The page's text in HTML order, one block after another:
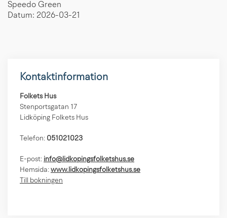
Speedo Green
Datum: 2026-03-21
Kontaktinformation
Folkets Hus
Stenportsgatan 17
Lidköping Folkets Hus
Telefon: 051021023
E-post: info@lidkopingsfolketshus.se
Hemsida: www.lidkopingsfolketshus.se
Till bokningen